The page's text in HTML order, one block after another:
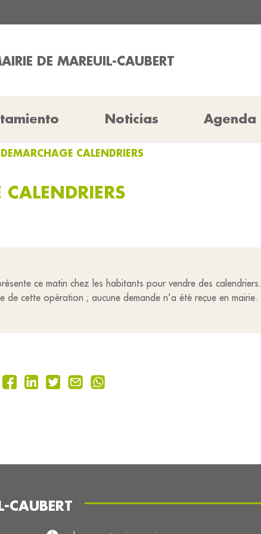
DE MAREUIL-CAUBERT
Noticias Agenda
CALENDRIERS
ce matin chez les habitants pour vendre des calendriers.
de cette opération ; aucune demande n'a été reçue en mairie.
CAUBERT